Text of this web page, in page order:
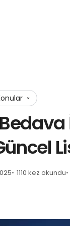
1110 kez okundu